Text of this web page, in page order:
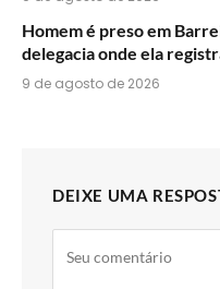
Homem é preso em
delegacia onde ela
9 de agosto de 2026
DEIXE UMA